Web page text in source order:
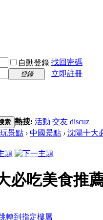
自動登錄 找回密碼
登錄
立即註冊
索 熱搜: 活動 交友 discuz
景點 › 中國景點 › 沈陽十大
必吃美食推